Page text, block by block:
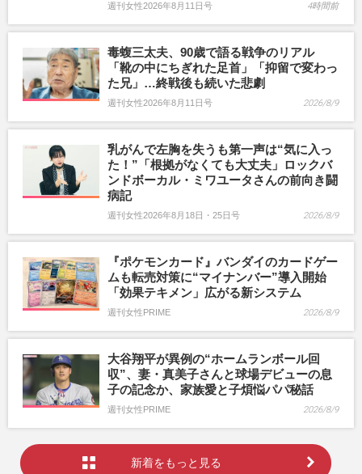
週刊女性2026年8月11日号 4時間前
毒蝮三太夫、90歳で語る戦争のリアル
「靴の中にちぎれた足首」「抑留で変わっ
た兄」…終戦後も続いた悲劇
週刊女性2026年8月11日号 2026/8/9
乳がんで左胸を失うも第一声は“気に入っ
た！”「根拠がなくても大丈夫」ロックバ
ンドボーカル・ミワユータさんの前向き闘
病記
週刊女性2026年8月18日・25日号 2026/8/9
『ポケモンカード』バンダイのカードゲー
ムも転売対策に“マイナンバー”導入開始
「効果テキメン」広がる新システム
週刊女性PRIME 2026/8/9
大谷翔平が異例の“ホームランボール回
収”、妻・真美子さんと球場デビューの息
子の記念か、家族愛と子煩悩パパ秘話
週刊女性PRIME 2026/8/9
新着をもっと見る